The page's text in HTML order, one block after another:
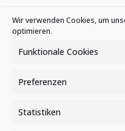
Wir verwenden Cookies, um
optimieren.
Funktionale Cookies
Preferenzen
Statistiken
Kategorien
News
Veranstaltungen